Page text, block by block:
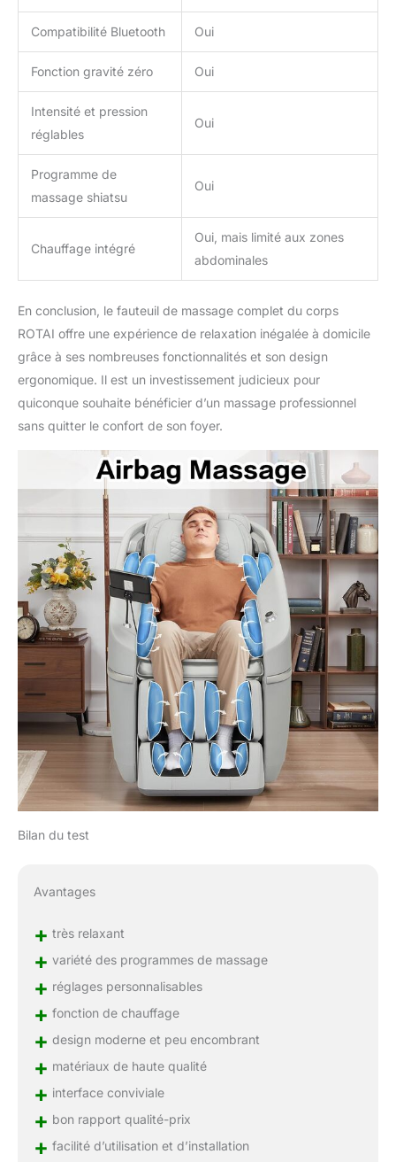
soulevez légèrement vos
jambes au-dessus de
votre corps, ce qui peut
améliorer la circulation
pression de la colonne
d'une musique relaxante
connectez-vous au
haut-parleur du fauteuil.
Nous offrons une
remboursement de 30
jours pour quelque
raison que ce soit et une
garantie de 2 ans pour
les problèmes liés à la
qualité, votre cadeau de
Noël en famille
Compatibilité Bluetooth Oui
Fonction gravité zéro Oui
Intensité et pression
réglables
Oui
Programme de
massage shiatsu
Oui
Chauffage intégré
Oui, mais limité aux zones
abdominales
En conclusion, le fauteuil de massage complet du corps
ROTAI offre une expérience de relaxation inégalée à domicile
grâce à ses nombreuses fonctionnalités et son design
ergonomique. Il est un investissement judicieux pour
quiconque souhaite bénéficier d’un massage professionnel
sans quitter le confort de son foyer.
Bilan du test
Avantages
+ très relaxant
+ variété des programmes de massage
+ réglages personnalisables
+ fonction de chauffage
+ design moderne et peu encombrant
+ matériaux de haute qualité
+ interface conviviale
+ bon rapport qualité-prix
+ facilité d’utilisation et d’installation